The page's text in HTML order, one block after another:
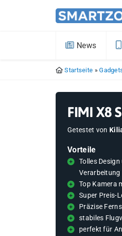
News
Startseite »
FIMI X8
Getestet von
Vorteile
Tolles
Verarbeitung
Top Kamera
Super Preis-
Präzise
stabiles
perfekt für